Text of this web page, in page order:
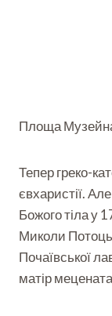
Площа
Тепер греко-
євхаристії.
Божого тіла у
Миколи
Почаївської
матір